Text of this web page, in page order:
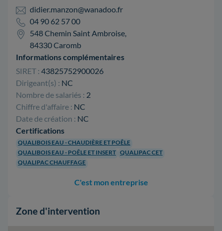
didier.manzon@wanadoo.fr
04 90 62 57 00
548 Chemin Saint Ambroise,
84330 Caromb
Informations complémentaires
SIRET : 43825752900026
Dirigeant(s) : NC
Nombre de salariés : 2
Chiffre d'affaire : NC
Date de création : NC
Certifications
QUALIBOIS EAU - CHAUDIÈRE ET POÊLE
QUALIBOIS EAU - POÊLE ET INSERT QUALIPAC CET
QUALIPAC CHAUFFAGE
C'est mon entreprise
Zone d'intervention